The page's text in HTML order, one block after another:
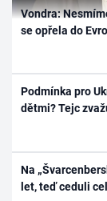
Vondra:
se opřela do
Podmínka pro
dětmi? Tejc
Na
let, teď ceduli